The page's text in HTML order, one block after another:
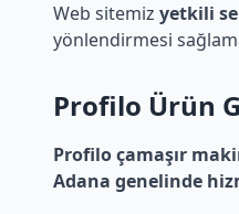
Web sitemiz yetkili
yönlendirmesi
Profilo Ürün
Profilo çamaşır
Adana genelinde